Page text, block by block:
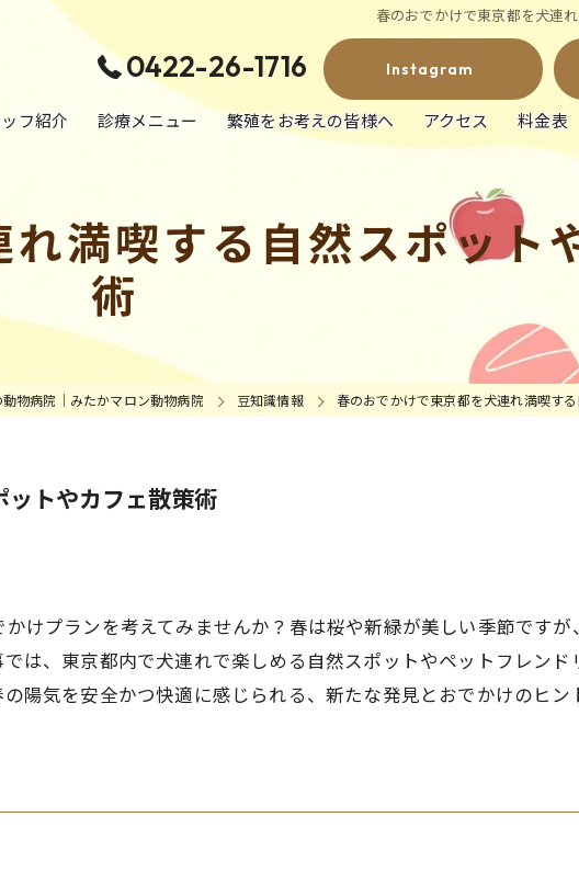
春のおでかけで東京都を犬連
0422-26-1716 Instagram
フ紹介 診療メニュー
猫の病気・治療
エキゾチック動物の病気・治療
繁殖をお考えの皆様へ アクセス 料金表
満喫する自然スポット
術
物病院｜みたかマロン動物病院 豆知識情報 春のおでかけで東京都を犬連れ満喫す
ットやカフェ散策術
けプランを考えてみませんか？春は桜や新緑が美しい季節ですが
は、東京都内で犬連れで楽しめる自然スポットやペットフレンド
陽気を安全かつ快適に感じられる、新たな発見とおでかけのヒン